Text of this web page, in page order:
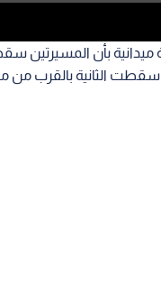
ميدانية بأن
سقطت الثانية بالقرب